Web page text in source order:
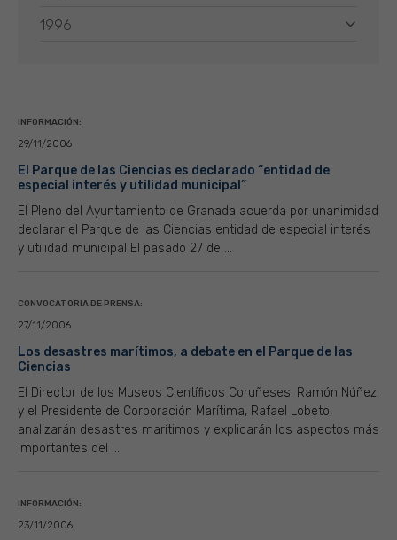
1996
INFORMACIÓN:
29/11/2006
El Parque de las Ciencias es declarado “entidad de
especial interés y utilidad municipal”
El Pleno del Ayuntamiento de Granada acuerda por unanimidad
declarar el Parque de las Ciencias entidad de especial interés
y utilidad municipal El pasado 27 de ...
CONVOCATORIA DE PRENSA:
27/11/2006
Los desastres marítimos, a debate en el Parque de las
Ciencias
El Director de los Museos Científicos Coruñeses, Ramón Núñez,
y el Presidente de Corporación Marítima, Rafael Lobeto,
analizarán desastres marítimos y explicarán los aspectos más
importantes del ...
INFORMACIÓN:
23/11/2006